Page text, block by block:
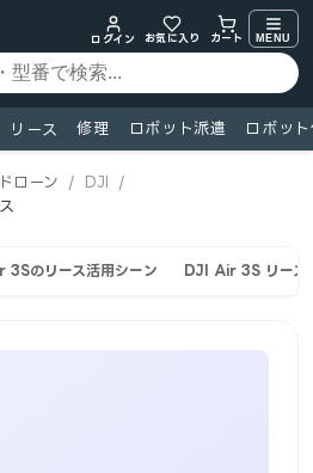
ログイン
お気に入り カート MENU
リース 修理 ロボット派遣 ロボッ
ドローン / DJI
/
3Sのリース活用シーン DJI Air 3S リース